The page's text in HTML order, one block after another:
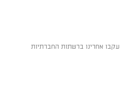
עקבו אחרינו ברשתות החברתיות